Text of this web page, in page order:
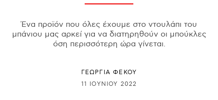
Ένα προϊόν που όλες έχουμε στο ντουλάπι του
μπάνιου μας αρκεί για να διατηρηθούν οι μπούκλες
όση περισσότερη ώρα γίνεται.
ΓΕΩΡΓΙΑ ΦΕΚΟΥ
11 ΙΟΥΝΊΟΥ 2022